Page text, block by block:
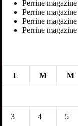
Perrine
Perrine
Perrine
Perrine
L M M
3 4 5